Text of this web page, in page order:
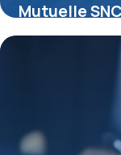
Mutuelle
cheminots